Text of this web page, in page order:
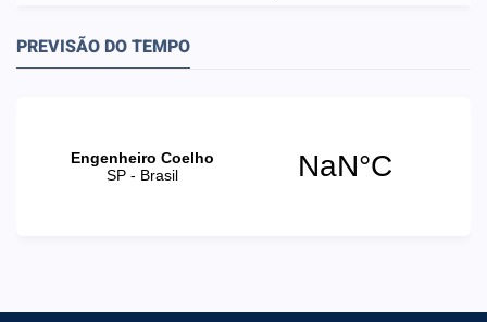
PREVISÃO DO TEMPO